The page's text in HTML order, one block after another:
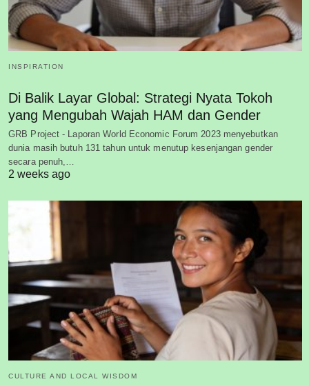
INSPIRATION
Di Balik Layar Global: Strategi Nyata Tokoh
yang Mengubah Wajah HAM dan Gender
GRB Project - Laporan World Economic Forum 2023 menyebutkan
dunia masih butuh 131 tahun untuk menutup kesenjangan gender
secara penuh,…
2 weeks ago
CULTURE AND LOCAL WISDOM